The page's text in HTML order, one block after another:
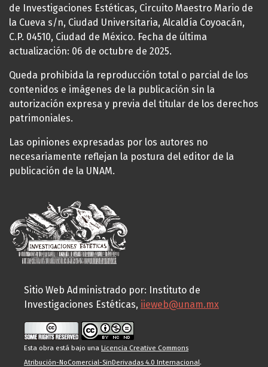
de Investigaciones Estéticas, Circuito Maestro Mario de
la Cueva s/n, Ciudad Universitaria, Alcaldía Coyoacán,
C.P. 04510, Ciudad de México. Fecha de última
actualización: 06 de octubre de 2025.
Queda prohibida la reproducción total o parcial de los
contenidos e imágenes de la publicación sin la
autorización expresa y previa del titular de los derechos
patrimoniales.
Las opiniones expresadas por los autores no
necesariamente reflejan la postura del editor de la
publicación de la UNAM.
Sitio Web Administrado por: Instituto de
Investigaciones Estéticas, iieweb@unam.mx
Esta obra está bajo una Licencia Creative Commons
Atribución-NoComercial-SinDerivadas 4.0 Internacional.